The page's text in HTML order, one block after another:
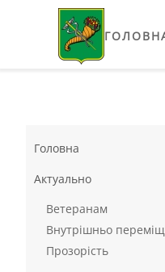
Skip to main
Головна
Актуально
Ветеранам
Внутрішньо
Прозорість